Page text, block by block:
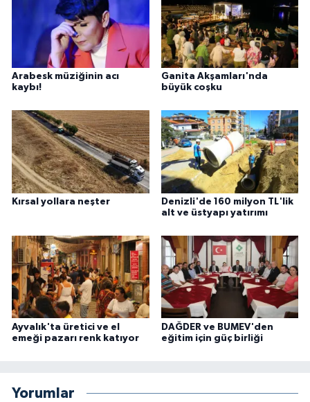
Arabesk müziğinin acı
kaybı!
Ganita Akşamları'nda
büyük coşku
Kırsal yollara neşter
Denizli'de 160 milyon TL'lik
alt ve üstyapı yatırımı
Ayvalık'ta üretici ve el
emeği pazarı renk katıyor
DAĞDER ve BUMEV'den
eğitim için güç birliği
Yorumlar